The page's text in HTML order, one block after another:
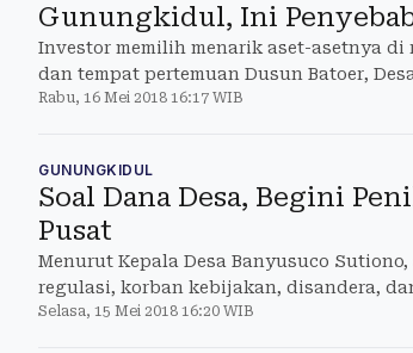
Gunungkidul, Ini
Investor memilih menarik aset-asetnya
dan tempat pertemuan Dusun Batoer,
(15/5/2018).
Rabu, 16 Mei 2018 16:17 WIB
GUNUNGKIDUL
Soal Dana Desa, Begini
Pusat
Menurut Kepala Desa Banyusuco
regulasi, korban kebijakan, disandera,
adalah tidak melihat potensi desa.
Selasa, 15 Mei 2018 16:20 WIB